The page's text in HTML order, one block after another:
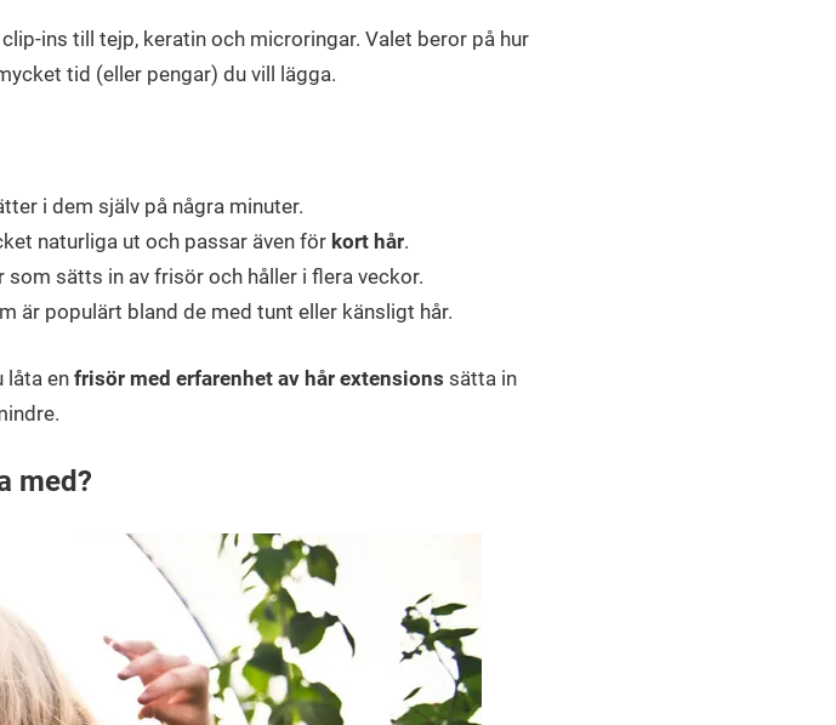
ins till tejp, keratin och microringar. Valet beror på hur
tid (eller pengar) du vill lägga.
i dem själv på några minuter.
naturliga ut och passar även för kort hår.
som sätts in av frisör och håller i flera veckor.
är populärt bland de med tunt eller känsligt hår.
låta en frisör med erfarenhet av hår extensions sätta in
med?